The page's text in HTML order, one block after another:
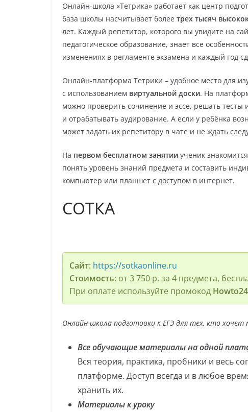
Онлайн-школа «Тетрика» работает как центр
база школы насчитывает более трех тысяч
лет. Каждый репетитор, которого вы увидите на
педагогическое образование, знает все
изменениях в регламенте экзамена и каждый год
Онлайн-платформа Тетрики – удобное место для
с использованием виртуальной доски. На
можно проверить сочинение и эссе, решать тесты
и отрабатывать аудирование. А если у ребёнка
может задать их репетитору в чате и не ждать
На первом бесплатном занятии ученик
понять уровень знаний предмета и составить
компьютер или планшет с доступом в интернет.
СОТКА
Сайт: https://sotkaonline.ru
Стоимость: от 3 750 р. за 4 предмета,
При оплате используйте промокод Howto24
Онлайн-школа подготовки к ЕГЭ для тех, кто хочет
Все обучающие материалы на одной
Вся теория, практика, пробники и весь
платформе. Доступ всегда и в любое
хранить их.
Материалы к уроку